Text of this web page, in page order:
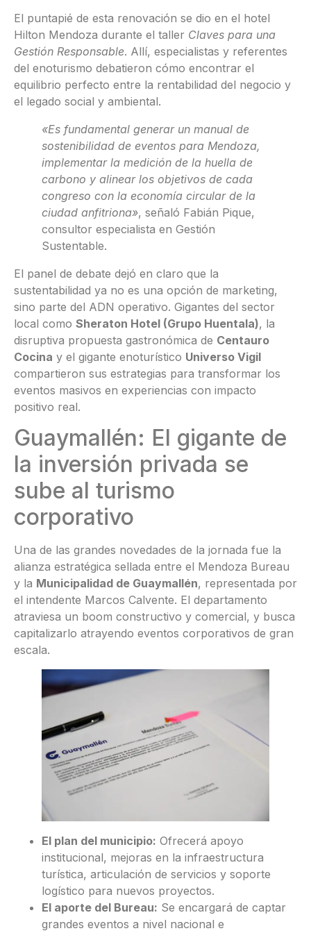
El puntapié de esta renovación se dio en el hotel
Hilton Mendoza durante el taller Claves para una
Gestión Responsable. Allí, especialistas y referentes
del enoturismo debatieron cómo encontrar el
equilibrio perfecto entre la rentabilidad del negocio y
el legado social y ambiental.
«Es fundamental generar un manual de
sostenibilidad de eventos para Mendoza,
implementar la medición de la huella de
carbono y alinear los objetivos de cada
congreso con la economía circular de la
ciudad anfitriona», señaló Fabián Pique,
consultor especialista en Gestión
Sustentable.
El panel de debate dejó en claro que la
sustentabilidad ya no es una opción de marketing,
sino parte del ADN operativo. Gigantes del sector
local como Sheraton Hotel (Grupo Huentala), la
disruptiva propuesta gastronómica de Centauro
Cocina y el gigante enoturístico Universo Vigil
compartieron sus estrategias para transformar los
eventos masivos en experiencias con impacto
positivo real.
Guaymallén: El gigante de
la inversión privada se
sube al turismo
corporativo
Una de las grandes novedades de la jornada fue la
alianza estratégica sellada entre el Mendoza Bureau
y la Municipalidad de Guaymallén, representada por
el intendente Marcos Calvente. El departamento
atraviesa un boom constructivo y comercial, y busca
capitalizarlo atrayendo eventos corporativos de gran
escala.
El plan del municipio: Ofrecerá apoyo
institucional, mejoras en la infraestructura
turística, articulación de servicios y soporte
logístico para nuevos proyectos.
El aporte del Bureau: Se encargará de captar
grandes eventos a nivel nacional e